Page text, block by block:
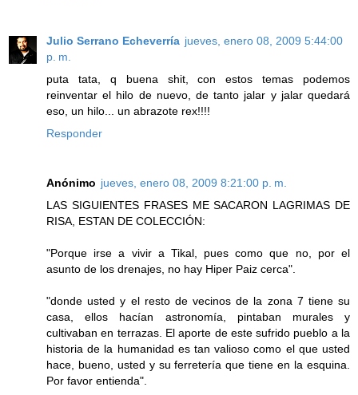
Julio Serrano Echeverría jueves, enero 08, 2009 5:44:00
p. m.
puta tata, q buena shit, con estos temas podemos
reinventar el hilo de nuevo, de tanto jalar y jalar quedará
eso, un hilo... un abrazote rex!!!!
Responder
Anónimo jueves, enero 08, 2009 8:21:00 p. m.
LAS SIGUIENTES FRASES ME SACARON LAGRIMAS DE
RISA, ESTAN DE COLECCIÓN:
"Porque irse a vivir a Tikal, pues como que no, por el
asunto de los drenajes, no hay Hiper Paiz cerca".
"donde usted y el resto de vecinos de la zona 7 tiene su
casa, ellos hacían astronomía, pintaban murales y
cultivaban en terrazas. El aporte de este sufrido pueblo a la
historia de la humanidad es tan valioso como el que usted
hace, bueno, usted y su ferretería que tiene en la esquina.
Por favor entienda".